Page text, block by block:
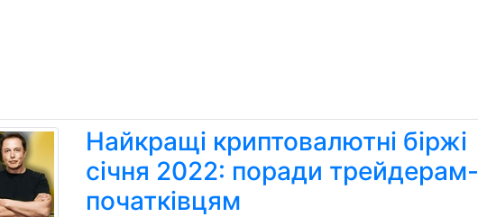
Найкращі криптовалютні біржі
січня 2022: поради трейдерам-
початківцям